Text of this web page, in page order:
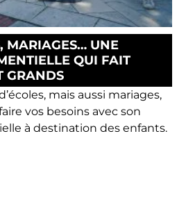
MARIAGES… UNE
QUI FAIT
GRANDS
mais aussi mariages,
vos besoins avec son
à destination des enfants.